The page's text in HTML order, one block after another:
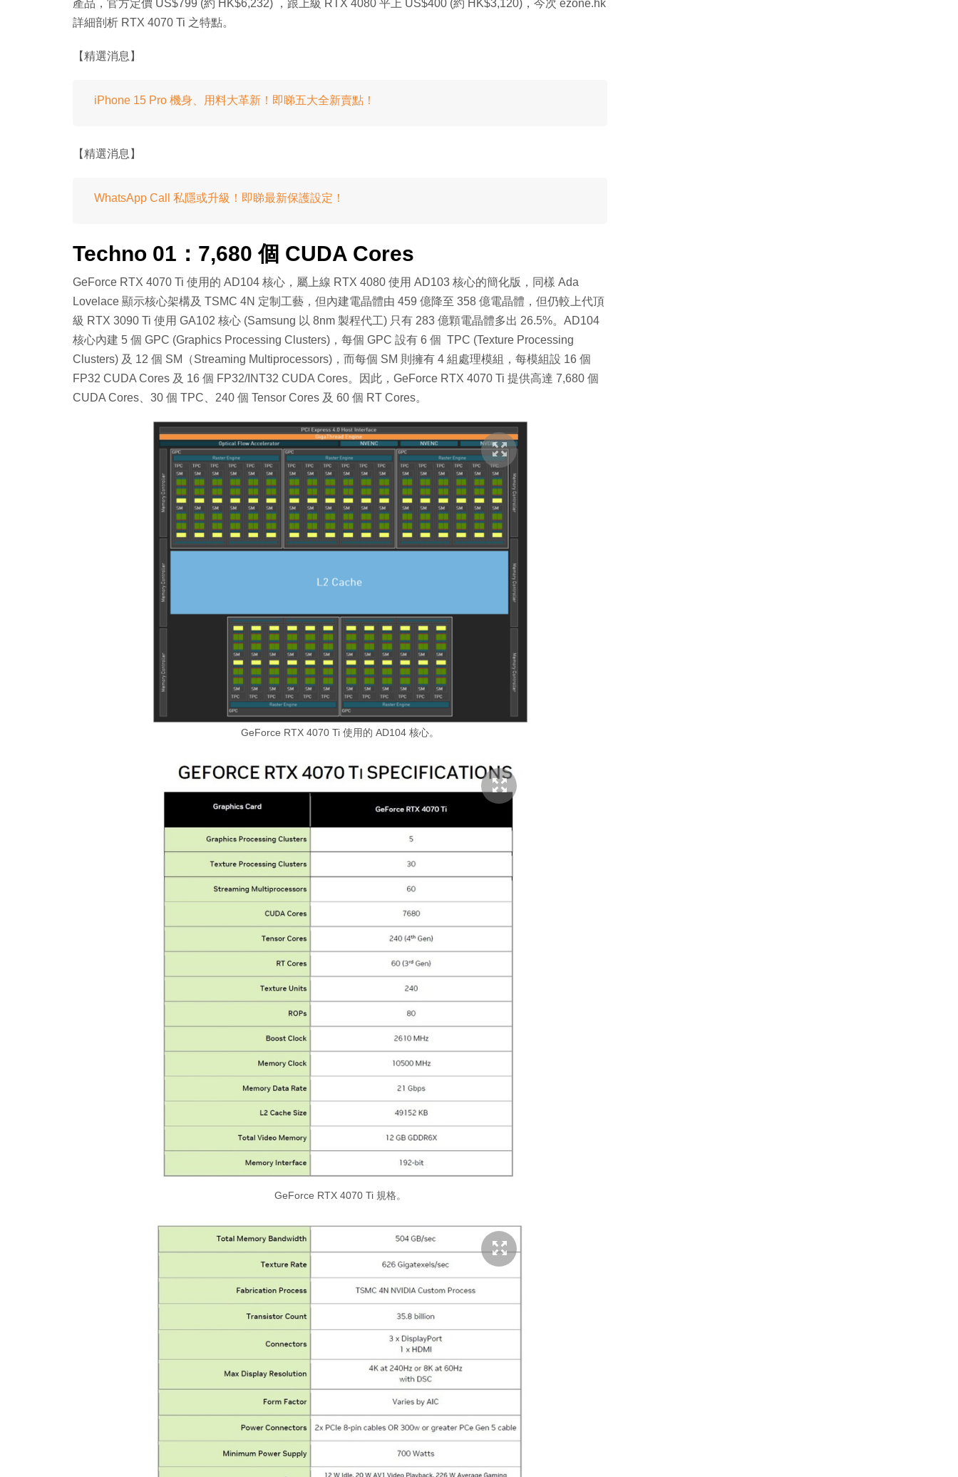
6
產品，官方定價 US$799 (約 HK$6,232) ，跟上級 RTX 4080 平上 US$400 (約 HK$3,120)，今次 ezone.hk
詳細剖析 RTX 4070 Ti 之特點。
【精選消息】
iPhone 15 Pro 機身、用料大革新！即睇五大全新賣點！
【精選消息】
WhatsApp Call 私隱或升級！即睇最新保護設定！
Techno 01：7,680 個 CUDA Cores
GeForce RTX 4070 Ti 使用的 AD104 核心，屬上線 RTX 4080 使用 AD103 核心的簡化版，同樣 Ada
Lovelace 顯示核心架構及 TSMC 4N 定制工藝，但內建電晶體由 459 億降至 358 億電晶體，但仍較上代頂
級 RTX 3090 Ti 使用 GA102 核心 (Samsung 以 8nm 製程代工) 只有 283 億顆電晶體多出 26.5%。AD104
核心內建 5 個 GPC (Graphics Processing Clusters)，每個 GPC 設有 6 個 TPC (Texture Processing
Clusters) 及 12 個 SM（Streaming Multiprocessors)，而每個 SM 則擁有 4 組處理模組，每模組設 16 個
FP32 CUDA Cores 及 16 個 FP32/INT32 CUDA Cores。因此，GeForce RTX 4070 Ti 提供高達 7,680 個
CUDA Cores、30 個 TPC、240 個 Tensor Cores 及 60 個 RT Cores。
GeForce RTX 4070 Ti 使用的 AD104 核心。
GeForce RTX 4070 Ti 規格。